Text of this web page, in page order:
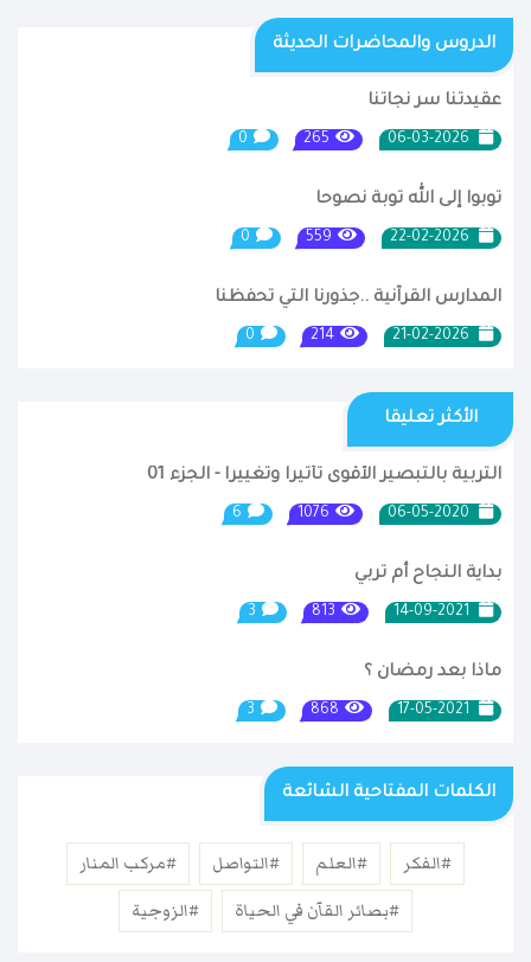
الدروس والمحاضرات الحديثة
عقيدتنا سر نجاتنا
265
0
توبوا إلى الله توبة نصوحا
559
0
المدارس القرآنية ..جذورنا التي تحفظنا
214
0
الأكثر تعليقا
التربية بالتبصير الأقوى تأثيرا وتغييرا - الجزء 01
1076
6
بداية النجاح أم تربي
813
3
ماذا بعد رمضان ؟
868
3
الكلمات المفتاحية الشائعة
#الفكر #العلم #التواصل
#مركب المنار
#بصائر القآن في الحياة
#الزوجية